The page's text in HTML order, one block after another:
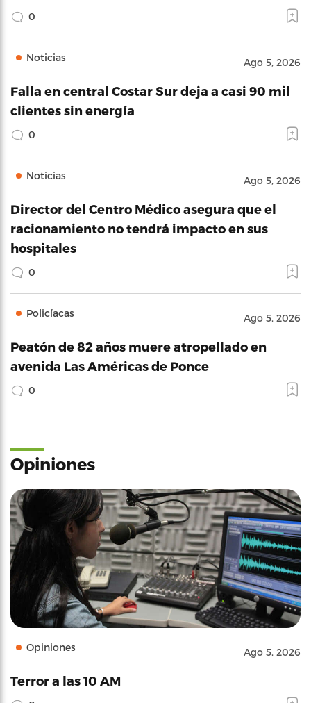
0
Noticias Ago 5, 2026
Falla en central Costar Sur deja a casi 90 mil
clientes sin energía
0
Noticias Ago 5, 2026
Director del Centro Médico asegura que el
racionamiento no tendrá impacto en sus
hospitales
0
Policíacas Ago 5, 2026
Peatón de 82 años muere atropellado en
avenida Las Américas de Ponce
0
Opiniones
Opiniones Ago 5, 2026
Terror a las 10 AM